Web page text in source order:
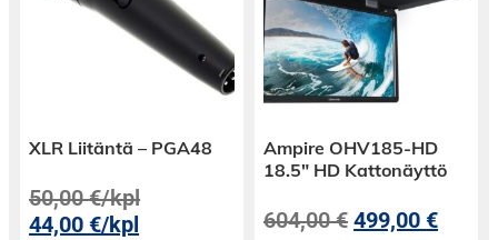
XLR Liitäntä – PGA48
50,00€/kpl
44,00€/kpl
Ampire OHV185-HD
18.5″ HD Kattonäyttö
604,00€ 499,00€